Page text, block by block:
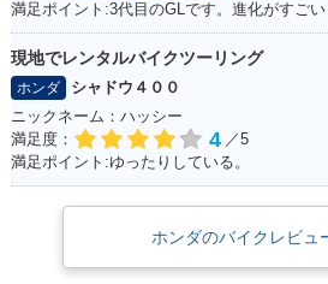
現地でレンタルバイクツーリング
ホンダ
シャドウ４００
ニックネーム：ハッシー
満足度：
4 ／5
満足ポイント:ゆったりしている。
ホンダのバイクレビュ